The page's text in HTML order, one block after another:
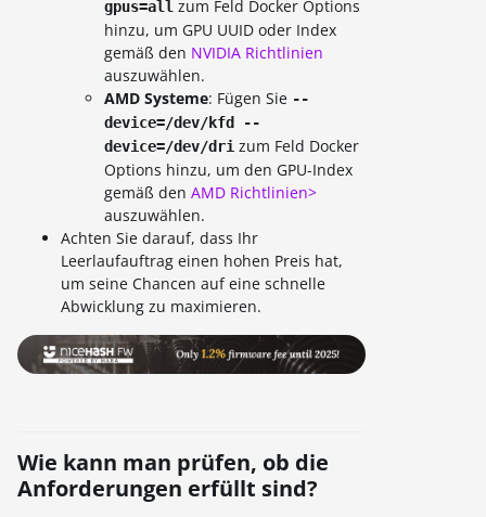
gpus=all zum Feld Docker Options
hinzu, um GPU UUID oder Index
gemäß den NVIDIA Richtlinien
auszuwählen.
AMD Systeme: Fügen Sie --
device=/dev/kfd --
device=/dev/dri zum Feld Docker
Options hinzu, um den GPU-Index
gemäß den AMD Richtlinien>
auszuwählen.
Achten Sie darauf, dass Ihr
Leerlaufauftrag einen hohen Preis hat,
um seine Chancen auf eine schnelle
Abwicklung zu maximieren.
Wie kann man prüfen, ob die
Anforderungen erfüllt sind?